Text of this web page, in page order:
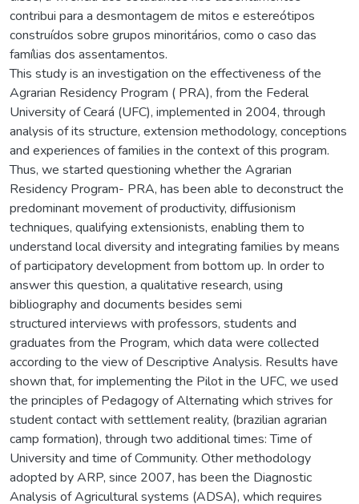
contribui para a desmontagem de mitos e estereótipos
construídos sobre grupos minoritários, como o caso das
famílias dos assentamentos.
This study is an investigation on the effectiveness of the
Agrarian Residency Program ( PRA), from the Federal
University of Ceará (UFC), implemented in 2004, through
analysis of its structure, extension methodology, conceptions
and experiences of families in the context of this program.
Thus, we started questioning whether the Agrarian
Residency Program- PRA, has been able to deconstruct the
predominant movement of productivity, diffusionism
techniques, qualifying extensionists, enabling them to
understand local diversity and integrating families by means
of participatory development from bottom up. In order to
answer this question, a qualitative research, using
bibliography and documents besides semi
structured interviews with professors, students and
graduates from the Program, which data were collected
according to the view of Descriptive Analysis. Results have
shown that, for implementing the Pilot in the UFC, we used
the principles of Pedagogy of Alternating which strives for
student contact with settlement reality, (brazilian agrarian
camp formation), through two additional times: Time of
University and time of Community. Other methodology
adopted by ARP, since 2007, has been the Diagnostic
Analysis of Agricultural systems (ADSA), which requires